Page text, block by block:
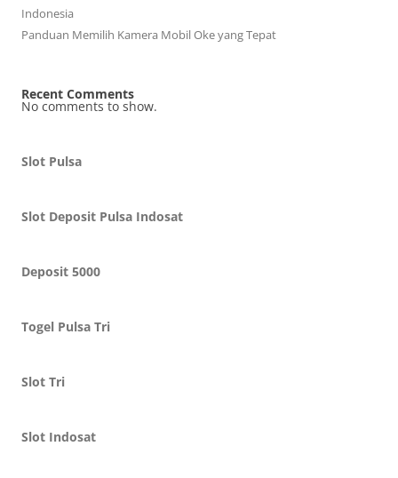
Indonesia
Panduan Memilih Kamera Mobil Oke yang Tepat
Recent Comments
No comments to show.
Slot Pulsa
Slot Deposit Pulsa Indosat
Deposit 5000
Togel Pulsa Tri
Slot Tri
Slot Indosat